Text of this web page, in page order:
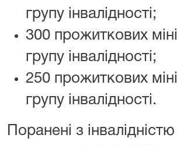
групу інвалідності;
300 прожиткових
групу інвалідності;
250 прожиткових
групу інвалідності.
Поранені з